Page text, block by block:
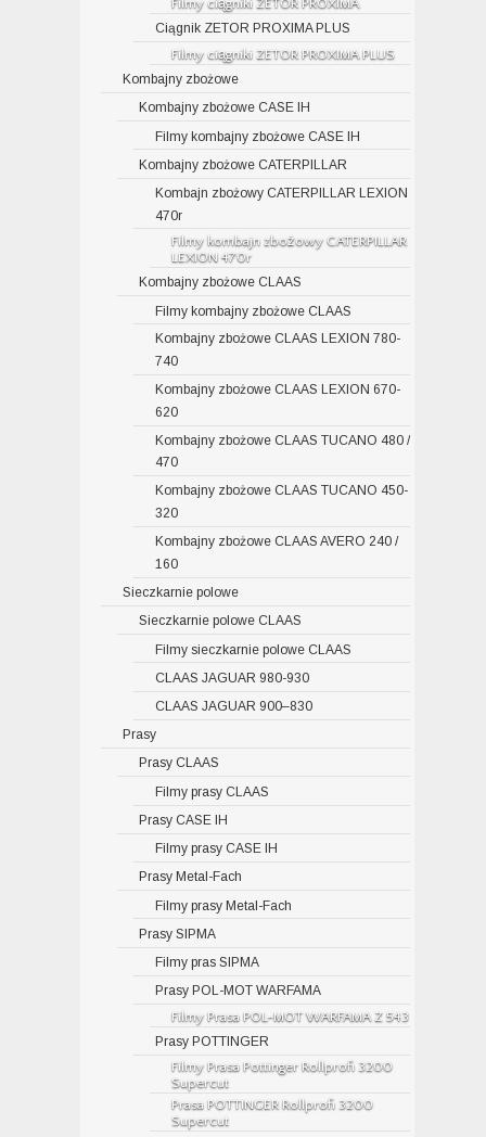
Ciągnik ZETOR PROXIMA PLUS
Filmy ciągniki ZETOR PROXIMA PLUS
Kombajny zbożowe
Kombajny zbożowe CASE IH
Filmy kombajny zbożowe CASE IH
Kombajny zbożowe CATERPILLAR
Kombajn zbożowy CATERPILLAR LEXION
470r
Filmy kombajn zbożowy CATERPILLAR
LEXION 470r
Kombajny zbożowe CLAAS
Filmy kombajny zbożowe CLAAS
Kombajny zbożowe CLAAS LEXION 780-
740
Kombajny zbożowe CLAAS LEXION 670-
620
Kombajny zbożowe CLAAS TUCANO 480 /
470
Kombajny zbożowe CLAAS TUCANO 450-
320
Kombajny zbożowe CLAAS AVERO 240 /
160
Sieczkarnie polowe
Sieczkarnie polowe CLAAS
Filmy sieczkarnie polowe CLAAS
CLAAS JAGUAR 980-930
CLAAS JAGUAR 900–830
Prasy
Prasy CLAAS
Filmy prasy CLAAS
Prasy CASE IH
Filmy prasy CASE IH
Prasy Metal-Fach
Filmy prasy Metal-Fach
Prasy SIPMA
Filmy pras SIPMA
Prasy POL-MOT WARFAMA
Filmy Prasa POL-MOT WARFAMA Z 543
Prasy POTTINGER
Filmy Prasa Pottinger Rollprofi 3200
Supercut
Prasa POTTINGER Rollprofi 3200
Supercut